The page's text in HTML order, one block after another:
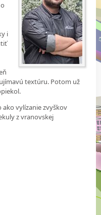
i
textúru. Potom už
ako vylízanie zvyškov
z vranovskej